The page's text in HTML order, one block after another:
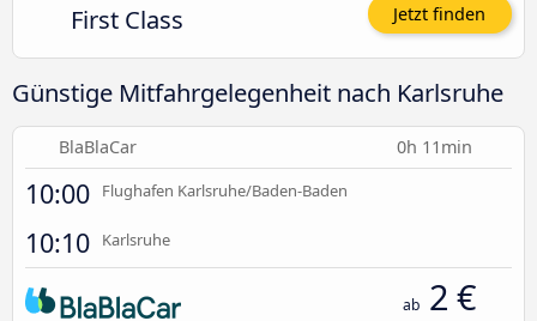
First Class Jetzt finden
Günstige Mitfahrgelegenheit nach Karlsruhe
BlaBlaCar 0h 11min
10:00 Flughafen Karlsruhe/Baden-Baden
10:10 Karlsruhe
ab 2 €